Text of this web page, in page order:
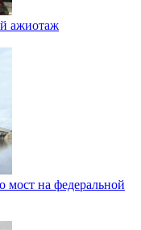
ажиотаж
на федеральной